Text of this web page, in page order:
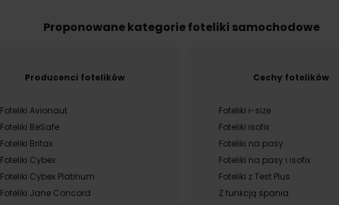
Proponowane kategorie foteliki samochodowe
Producenci fotelików
Foteliki Avionaut
Foteliki BeSafe
Foteliki Britax
Foteliki Cybex
Foteliki Cybex Platinum
Foteliki Jane Concord
Cechy fotelików
Foteliki i-size
Foteliki isofix
Foteliki na pasy
Foteliki na pasy i isofix
Foteliki z Test Plus
Z funkcją spania